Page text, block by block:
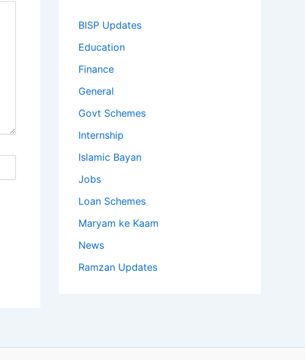
BISP Updates
Education
Finance
General
Govt Schemes
Internship
Islamic Bayan
Jobs
Loan Schemes
Maryam ke Kaam
News
Ramzan Updates